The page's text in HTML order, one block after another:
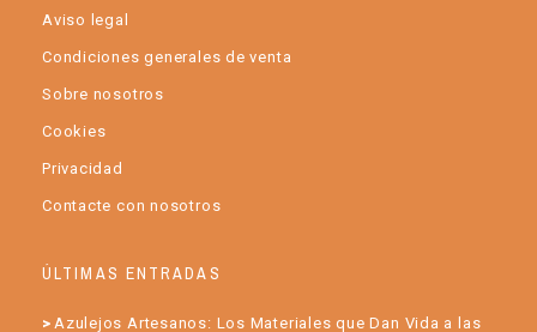
Aviso legal
Condiciones generales de venta
Sobre nosotros
Cookies
Privacidad
Contacte con nosotros
ÚLTIMAS ENTRADAS
Azulejos Artesanos: Los Materiales que Dan Vida a las